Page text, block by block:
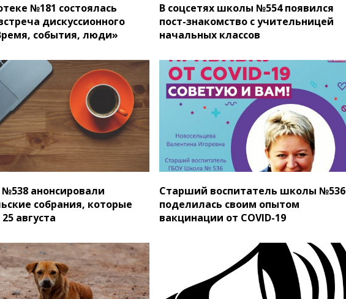
№181 состоялась
дискуссионного
события, люди»
В соцсетях школы №554 появился
пост-знакомство с учительницей
начальных классов
анонсировали
собрания, которые
августа
Старший воспитатель школы №536
поделилась своим опытом
вакцинации от COVID-19